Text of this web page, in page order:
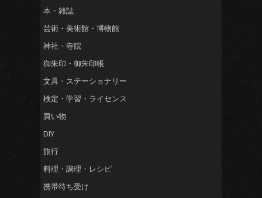
本・雑誌
芸術・美術館・博物館
神社・寺院
御朱印・御朱印帳
文具・ステーショナリー
検定・学習・ライセンス
買い物
DIY
旅行
料理・調理・レシピ
携帯待ち受け